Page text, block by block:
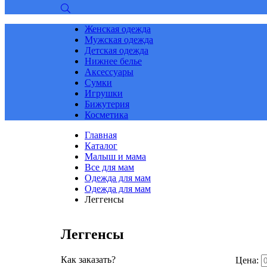
Женская одежда
Мужская одежда
Детская одежда
Нижнее белье
Аксессуары
Сумки
Игрушки
Бижутерия
Косметика
Главная
Каталог
Малыш и мама
Все для мам
Одежда для мам
Одежда для мам
Леггенсы
Леггенсы
Как заказать?
Цена: